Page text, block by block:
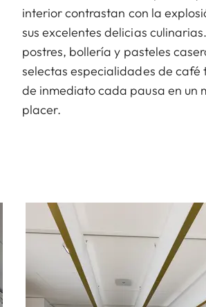
interior contrastan con la
sus excelentes delicias
postres, bollería y pasteles
selectas especialidades de café
de inmediato cada pausa en un
placer.